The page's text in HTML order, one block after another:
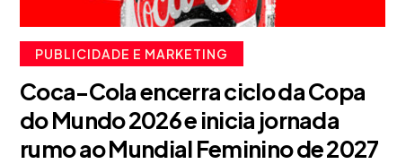
PUBLICIDADE E MARKETING
Coca-Cola encerra ciclo da Copa
do Mundo 2026 e inicia jornada
rumo ao Mundial Feminino de 2027